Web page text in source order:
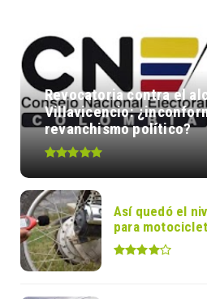
Revocatoria contra el
Villavicencio:
revanchismo político?
Así quedó el
para